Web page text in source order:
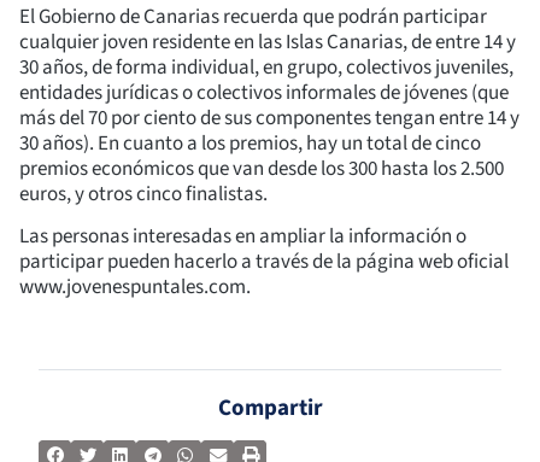
El Gobierno de Canarias recuerda que podrán participar
cualquier joven residente en las Islas Canarias, de entre 14 y
30 años, de forma individual, en grupo, colectivos juveniles,
entidades jurídicas o colectivos informales de jóvenes (que
más del 70 por ciento de sus componentes tengan entre 14 y
30 años). En cuanto a los premios, hay un total de cinco
premios económicos que van desde los 300 hasta los 2.500
euros, y otros cinco finalistas.
Las personas interesadas en ampliar la información o
participar pueden hacerlo a través de la página web oficial
www.jovenespuntales.com.
Compartir